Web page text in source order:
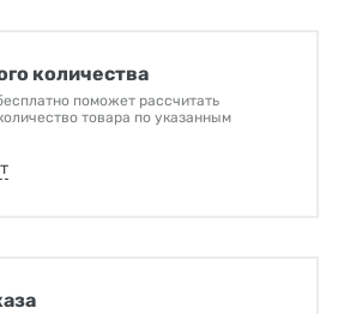
количества
поможет рассчитать
товара по указанным